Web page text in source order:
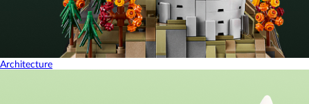
Architecture